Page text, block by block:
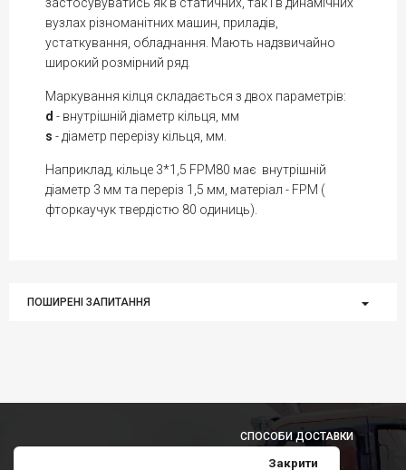
Закрити
вузлах різноманітних машин, приладів,
устаткування, обладнання. Мають надзвичайно
широкий розмірний ряд.
Маркування кілця складається з двох параметрів:
d - внутрішній діаметр кільця, мм
s - діаметр перерізу кільця, мм.
Наприклад, кільце 3*1,5 FPM80 має внутрішній
діаметр 3 мм та переріз 1,5 мм, матеріал - FPM (
фторкаучук твердістю 80 одиниць).
ПОШИРЕНІ ЗАПИТАННЯ
СПОСОБИ ДОСТАВКИ